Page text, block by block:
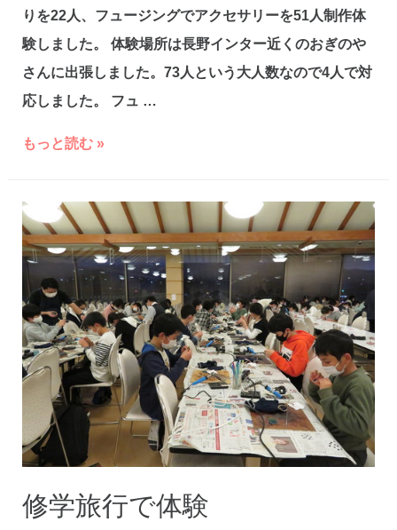
りを22人、フュージングでアクセサリーを51人制作体
験しました。 体験場所は長野インター近くのおぎのや
さんに出張しました。73人という大人数なので4人で対
応しました。 フュ …
修
旅
行
で
73
人
体
験
もっと読む »
修学旅行で体験